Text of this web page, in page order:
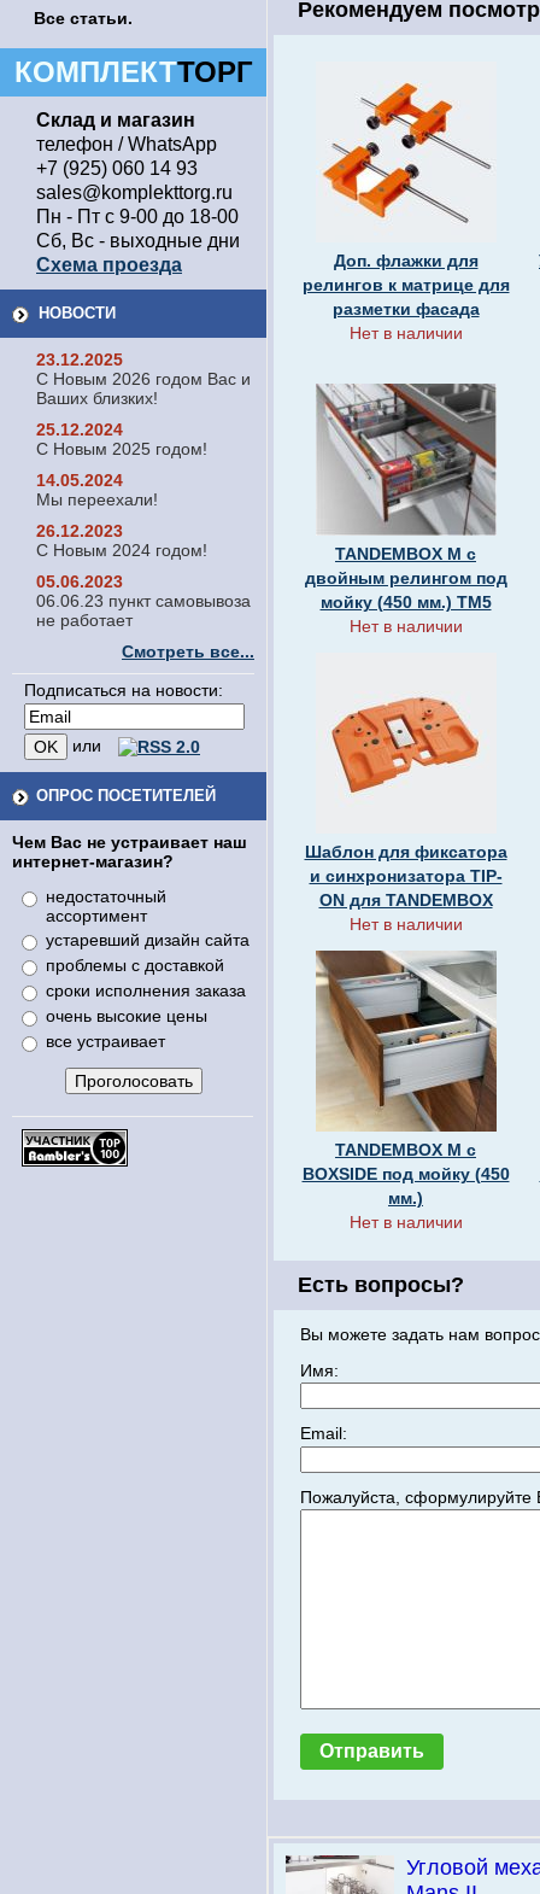
Все статьи.
КОМПЛЕКТТОРГ
Склад и магазин
телефон / WhatsApp
+7 (925) 060 14 93
sales@komplekttorg.ru
Пн - Пт с 9-00 до 18-00
Сб, Вс - выходные дни
Схема проезда
НОВОСТИ
23.12.2025
С Новым 2026 годом Вас и
Ваших близких!
25.12.2024
С Новым 2025 годом!
14.05.2024
Мы переехали!
26.12.2023
С Новым 2024 годом!
05.06.2023
06.06.23 пункт самовывоза
не работает
Смотреть все...
Подписаться на новости:
или
ОПРОС ПОСЕТИТЕЛЕЙ
Чем Вас не устраивает наш
интернет-магазин?
недостаточный
ассортимент
устаревший дизайн сайта
проблемы с доставкой
сроки исполнения заказа
очень высокие цены
все устраивает
Рекомендуем
Доп. флажки для
релингов к матрице для
разметки фасада
Нет в наличии
TANDEMBOX M с
двойным релингом под
мойку (450 мм.) ТМ5
Нет в наличии
Шаблон для фиксатора
и синхронизатора TIP-
ON для TANDEMBOX
Нет в наличии
TANDEMBOX M с
BOXSIDE под мойку (450
мм.)
Нет в наличии
Есть вопросы?
Вы можете задать нам
Имя:
Email:
Пожалуйста,
Угловой